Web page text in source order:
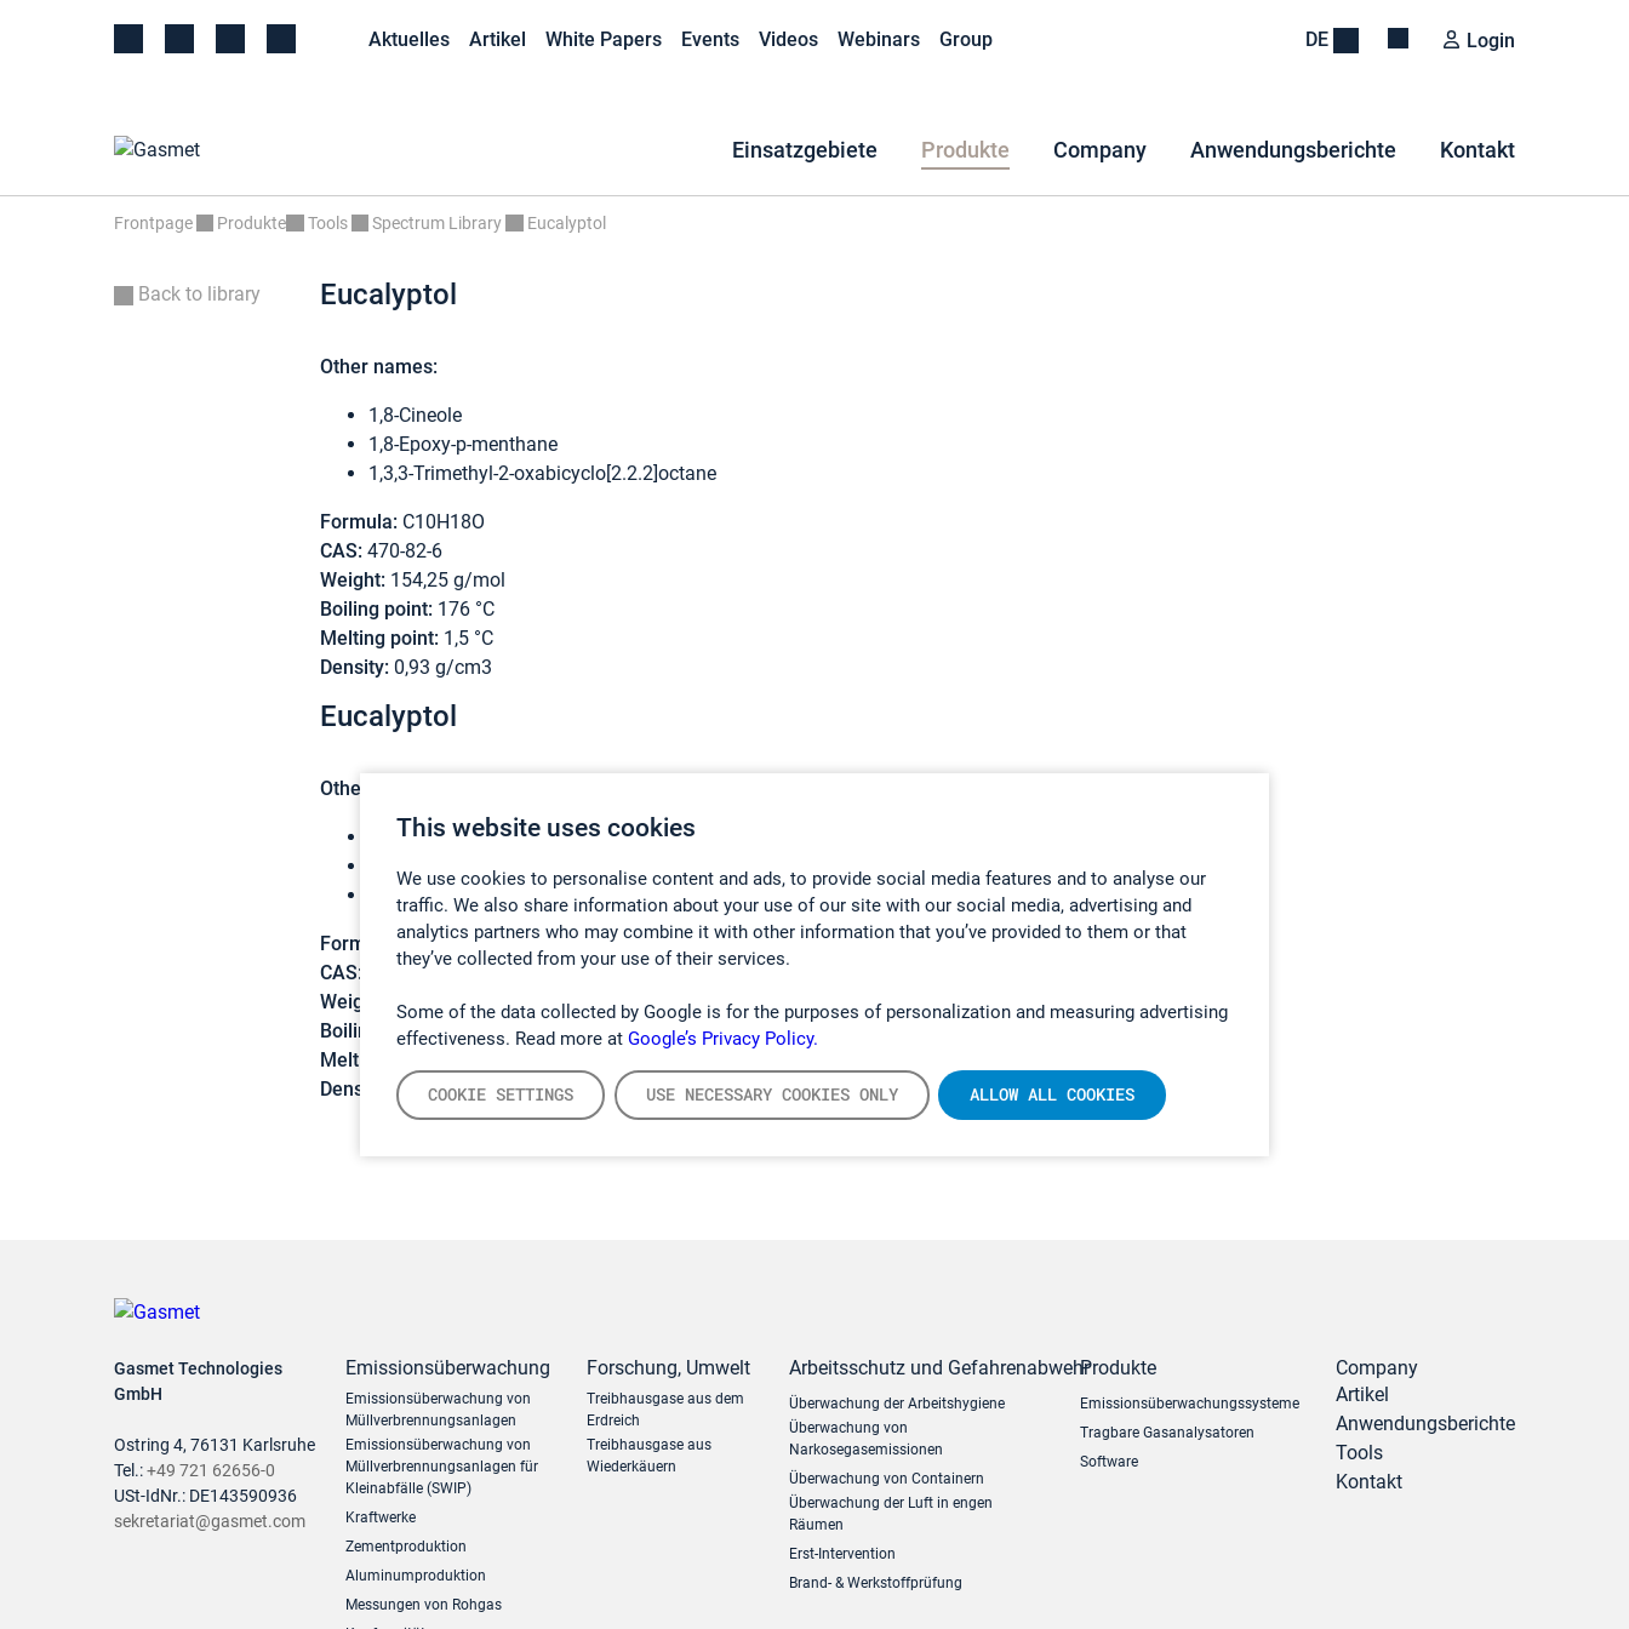
This website uses cookies
We use cookies to personalise content and ads, to provide social media features and to analyse our
traffic. We also share information about your use of our site with our social media, advertising and
analytics partners who may combine it with other information that you’ve provided to them or that
they’ve collected from your use of their services.
Some of the data collected by Google is for the purposes of personalization and measuring advertising
effectiveness. Read more at Google’s Privacy Policy.
COOKIE SETTINGS USE NECESSARY COOKIES ONLY ALLOW ALL COOKIES
Aktuelles Artikel White Papers Events Videos Webinars Group DE Login
Einsatzgebiete Produkte Company Anwendungsberichte Kontakt
Frontpage Produkte Tools Spectrum Library Eucalyptol
Back to library Eucalyptol
Other names:
1,8-Cineole
1,8-Epoxy-p-menthane
1,3,3-Trimethyl-2-oxabicyclo[2.2.2]octane
Formula: C10H18O
CAS: 470-82-6
Weight: 154,25 g/mol
Boiling point: 176 °C
Melting point: 1,5 °C
Density: 0,93 g/cm3
Eucalyptol
Other names:
1,8-Cineole
1,8-Epoxy-p-menthane
1,3,3-Trimethyl-2-oxabicyclo[2.2.2]octane
Formula: C10H18O
CAS:
470-82-6
Weight:
N/A
Boiling point:N/A
Melting point:
Density:
N/A
Gasmet Technologies
GmbH
Ostring 4, 76131 Karlsruhe
Tel.:+49 721 62656-0
USt-IdNr.: DE143590936
sekretariat@gasmet.com
Emissionsüberwachung
Emissionsüberwachung von
Müllverbrennungsanlagen
Emissionsüberwachung von
Müllverbrennungsanlagen für
Kleinabfälle (SWIP)
Kraftwerke
Zementproduktion
Aluminumproduktion
Messungen von Rohgas
Forschung, Umwelt
Treibhausgase aus dem
Erdreich
Treibhausgase aus
Wiederkäuern
Arbeitsschutz und Gefahrenabwehr
Überwachung der Arbeitshygiene
Überwachung von
Narkosegasemissionen
Überwachung von Containern
Überwachung der Luft in engen
Räumen
Erst-Intervention
Brand- & Werkstoffprüfung
Produkte
Emissionsüberwachungssysteme
Tragbare Gasanalysatoren
Software
Company
Artikel
Anwendungsberichte
Tools
Kontakt